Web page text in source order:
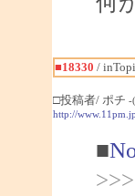
■18330 /
□投稿者/ ポチ -
http://
■